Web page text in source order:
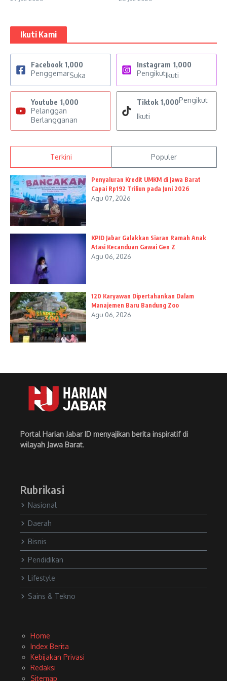
Ikuti Kami
Facebook 1,000
PenggemarSuka
Instagram 1,000
PengikutIkuti
Youtube 1,000
Pelanggan
Berlangganan
Tiktok 1,000Pengikut
Ikuti
Terkini Populer
Penyaluran Kredit UMKM di Jawa Barat
Capai Rp192 Triliun pada Juni 2026
Agu 07, 2026
KPID Jabar Galakkan Siaran Ramah Anak
Atasi Kecanduan Gawai Gen Z
Agu 06, 2026
120 Karyawan Dipertahankan Dalam
Manajemen Baru Bandung Zoo
Agu 06, 2026
Portal Harian Jabar ID menyajikan berita inspiratif di
wilayah Jawa Barat.
Rubrikasi
Nasional
Daerah
Bisnis
Pendidikan
Lifestyle
Sains & Tekno
Home
Index Berita
Kebijakan Privasi
Redaksi
Sitemap